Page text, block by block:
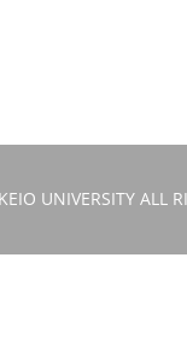
UNIVERSITY ALL